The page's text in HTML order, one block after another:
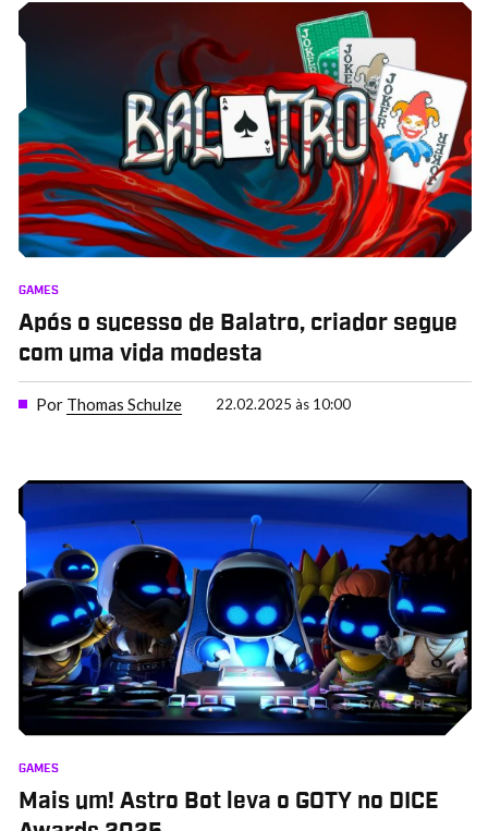
GAMES
Após o sucesso de Balatro, criador segue
com uma vida modesta
Por Thomas Schulze 22.02.2025 às 10:00
GAMES
Mais um! Astro Bot leva o GOTY no DICE